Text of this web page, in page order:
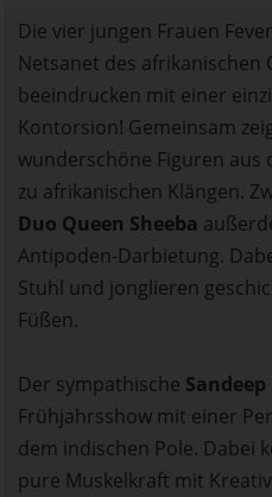
Die vier jungen Frauen
Netsanet des afrikanischen
beeindrucken mit einer
Kontorsion! Gemeinsam
wunderschöne Figuren aus
zu afrikanischen Klängen.
Duo Queen Sheeba
Antipoden-Darbietung.
Stuhl und jonglieren
Füßen.
Der sympathische Sandeep
Frühjahrsshow mit einer
dem indischen Pole. Dabei
pure Muskelkraft mit